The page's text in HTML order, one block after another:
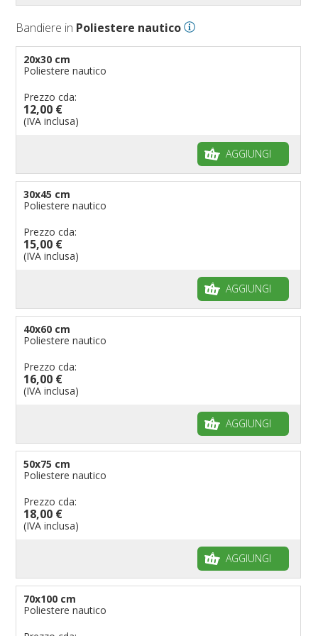
Bandiere per eventi religiosi
Bandiere per ambasciate
Bandiere per riserve naturali e parchi
Bandiere per musicisti
pennoni per bandiere
Bandiere in Poliestere nautico
20x30 cm
Poliestere nautico
Prezzo cda:
12,00 €
(IVA inclusa)
AGGIUNGI
30x45 cm
Poliestere nautico
Prezzo cda:
15,00 €
(IVA inclusa)
AGGIUNGI
40x60 cm
Poliestere nautico
Prezzo cda:
16,00 €
(IVA inclusa)
AGGIUNGI
50x75 cm
Poliestere nautico
Prezzo cda:
18,00 €
(IVA inclusa)
AGGIUNGI
70x100 cm
Poliestere nautico